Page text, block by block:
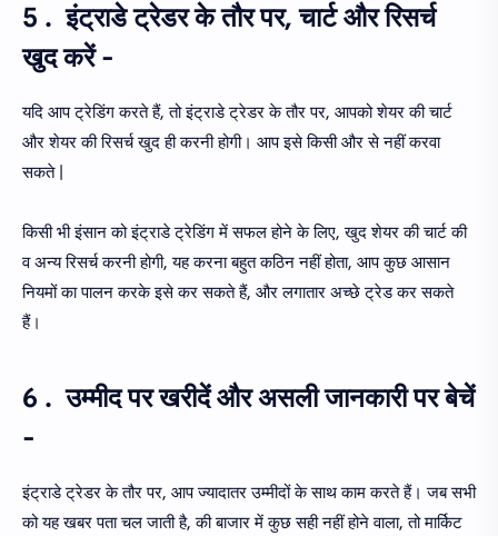
5 . इंट्राडे ट्रेडर के तौर पर, चार्ट और रिसर्च
खुद करें -
यदि आप ट्रेडिंग करते हैं, तो इंट्राडे ट्रेडर के तौर पर, आपको शेयर की चार्ट
और शेयर की रिसर्च खुद ही करनी होगी। आप इसे किसी और से नहीं करवा
सकते |
किसी भी इंसान को इंट्राडे ट्रेडिंग में सफल होने के लिए, खुद शेयर की चार्ट की
व अन्य रिसर्च करनी होगी, यह करना बहुत कठिन नहीं होता, आप कुछ आसान
नियमों का पालन करके इसे कर सकते हैं, और लगातार अच्छे ट्रेड कर सकते
हैं।
6 . उम्मीद पर खरीदें और असली जानकारी पर बेचें
-
इंट्राडे ट्रेडर के तौर पर, आप ज्यादातर उम्मीदों के साथ काम करते हैं। जब सभी
को यह खबर पता चल जाती है, की बाजार में कुछ सही नहीं होने वाला, तो मार्किट